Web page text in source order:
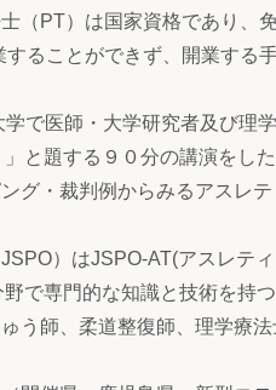
（PT）は国家資格であり、
ることができず、開業する
で医師・大学研究者及び理
と題する９０分の講演をし
グ・裁判例からみるアスレ
）はJSPO-AT(アスレテ
で専門的な知識と技術を持
う師、柔道整復師、理学療